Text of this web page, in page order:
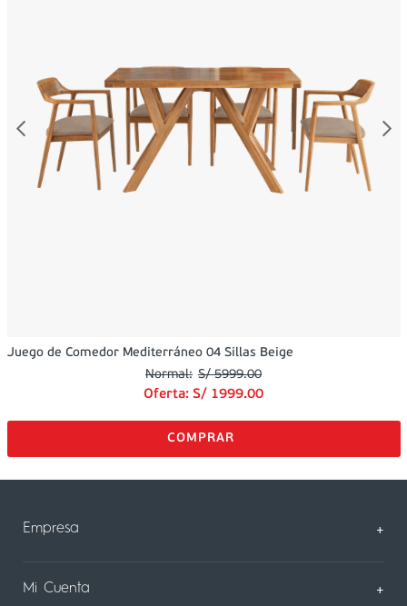
Juego de Comedor Mediterráneo 04 Sillas Beige
S/ 5999.00
Oferta: S/ 1999.00
Empresa +
Sobre Nosotros
Mi Cuenta +